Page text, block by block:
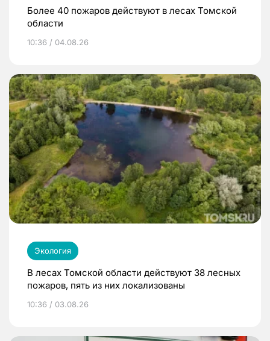
Более 40 пожаров действуют в лесах Томской
области
10:36 / 04.08.26
Экология
В лесах Томской области действуют 38 лесных
пожаров, пять из них локализованы
10:36 / 03.08.26